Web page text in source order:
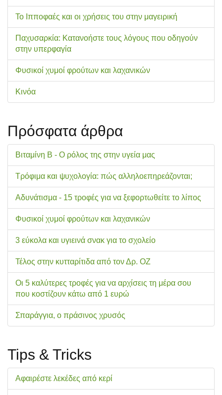
Το Ιπποφαές και οι χρήσεις του στην μαγειρική
Παχυσαρκία: Κατανοήστε τους λόγους που οδηγούν
στην υπερφαγία
Φυσικοί χυμοί φρούτων και λαχανικών
Κινόα
Πρόσφατα άρθρα
Βιταμίνη Β - Ο ρόλος της στην υγεία μας
Τρόφιμα και ψυχολογία: πώς αλληλοεπηρεάζονται;
Αδυνάτισμα - 15 τροφές για να ξεφορτωθείτε το λίπος
Φυσικοί χυμοί φρούτων και λαχανικών
3 εύκολα και υγιεινά σνακ για το σχολείo
Τέλος στην κυτταρίτιδα από τον Δρ. ΟΖ
Οι 5 καλύτερες τροφές για να αρχίσεις τη μέρα σου
που κοστίζουν κάτω από 1 ευρώ
Σπαράγγια, ο πράσινος χρυσός
Tips & Tricks
Αφαιρέστε λεκέδες από κερί